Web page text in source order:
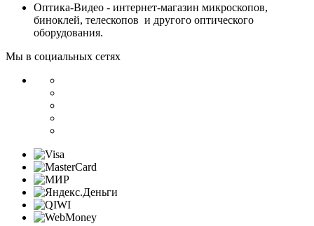
Оптика-Видео - интернет-магазин микроскопов,
биноклей, телескопов и другого оптического
оборудования.
Мы в социальных сетях